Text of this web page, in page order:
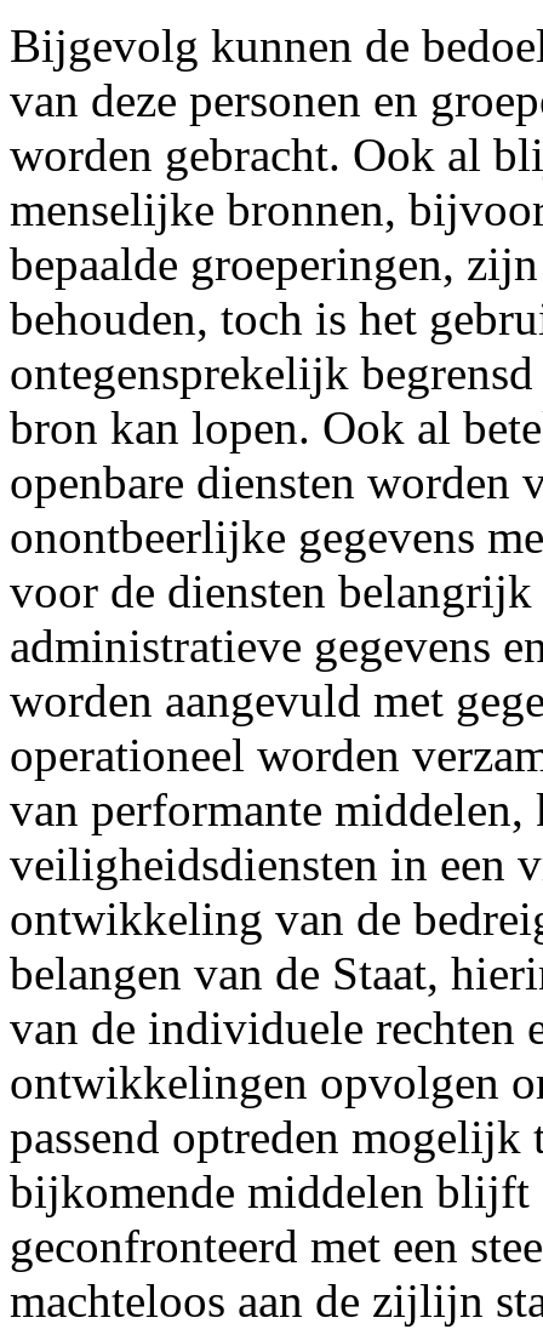
Bijgevolg kunnen de
van deze personen en
worden gebracht. Ook al
menselijke bronnen,
bepaalde groeperingen,
behouden, toch is het
ontegensprekelijk
bron kan lopen. Ook al
openbare diensten worden
onontbeerlijke gegevens
voor de diensten
administratieve gegevens
worden aangevuld met
operationeel worden
van performante
veiligheidsdiensten in een
ontwikkeling van de
belangen van de Staat,
van de individuele rechten
ontwikkelingen opvolgen
passend optreden mogelijk
bijkomende middelen
geconfronteerd met een
machteloos aan de zijlijn